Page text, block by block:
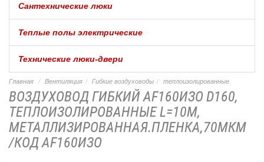
Сантехнические люки
Теплые полы электрические
Технические люки-двери
Главная Вентиляция Гибкие воздуховоды теплоизолированные
ВОЗДУХОВОД ГИБКИЙ AF160ИЗО D160,
ТЕПЛОИЗОЛИРОВАННЫЕ L=10М,
МЕТАЛЛИЗИРОВАННАЯ.ПЛЕНКА,70МКМ
/КОД AF160ИЗО